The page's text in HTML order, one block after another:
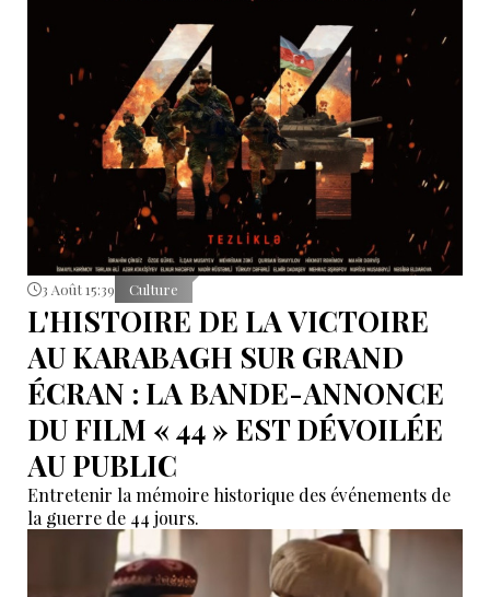
3 Août 15:39 Culture
L'HISTOIRE DE LA VICTOIRE
AU KARABAGH SUR GRAND
ÉCRAN : LA BANDE-ANNONCE
DU FILM « 44 » EST DÉVOILÉE
AU PUBLIC
Entretenir la mémoire historique des événements de
la guerre de 44 jours.